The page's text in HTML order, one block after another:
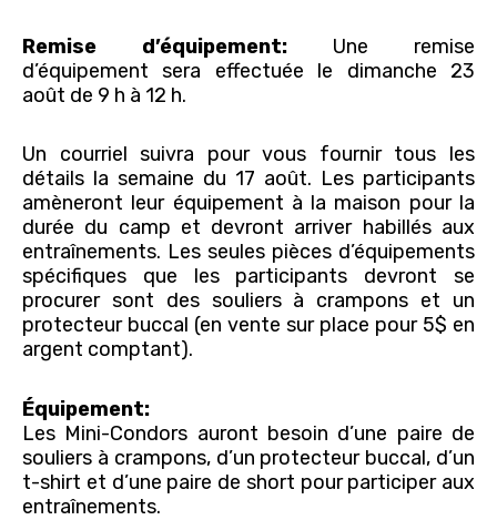
Remise d’équipement: Une remise
d’équipement sera effectuée le dimanche 23
août de 9 h à 12 h.
Un courriel suivra pour vous fournir tous les
détails la semaine du 17 août. Les participants
amèneront leur équipement à la maison pour la
durée du camp et devront arriver habillés aux
entraînements. Les seules pièces d’équipements
spécifiques que les participants devront se
procurer sont des souliers à crampons et un
protecteur buccal (en vente sur place pour 5$ en
argent comptant).
Équipement:
Les Mini-Condors auront besoin d’une paire de
souliers à crampons, d’un protecteur buccal, d’un
t-shirt et d’une paire de short pour participer aux
entraînements.